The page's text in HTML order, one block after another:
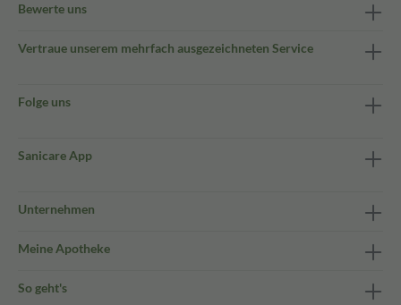
Bewerte uns
Vertraue unserem mehrfach ausgezeichneten Service
Folge uns
Sanicare App
Unternehmen
Meine Apotheke
So geht's